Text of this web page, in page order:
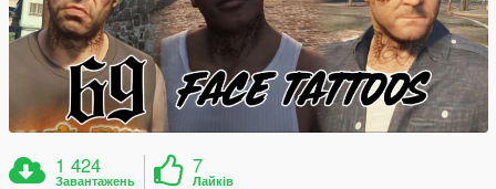
1 424
Завантажень
7
Лайків